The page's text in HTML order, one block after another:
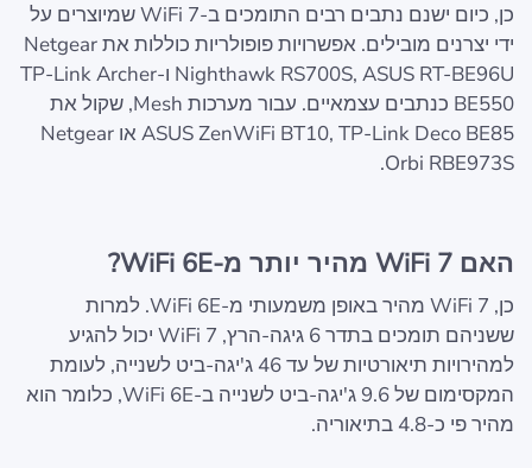
כן, כיום ישנם נתבים רבים התומכים ב-WiFi 7 שמיוצרים על
ידי יצרנים מובילים. אפשרויות פופולריות כוללות את Netgear
Nighthawk RS700S, ASUS RT-BE96U ו-TP-Link Archer
BE550 כנתבים עצמאיים. עבור מערכות Mesh, שקול את
ASUS ZenWiFi BT10, TP-Link Deco BE85 או Netgear
Orbi RBE973S.
האם WiFi 7 מהיר יותר מ-WiFi 6E?
כן, WiFi 7 מהיר באופן משמעותי מ-WiFi 6E. למרות
ששניהם תומכים בתדר 6 גיגה-הרץ, WiFi 7 יכול להגיע
למהירויות תיאורטיות של עד 46 ג'יגה-ביט לשנייה, לעומת
המקסימום של 9.6 ג'יגה-ביט לשנייה ב-WiFi 6E, כלומר הוא
מהיר פי כ-4.8 בתיאוריה.